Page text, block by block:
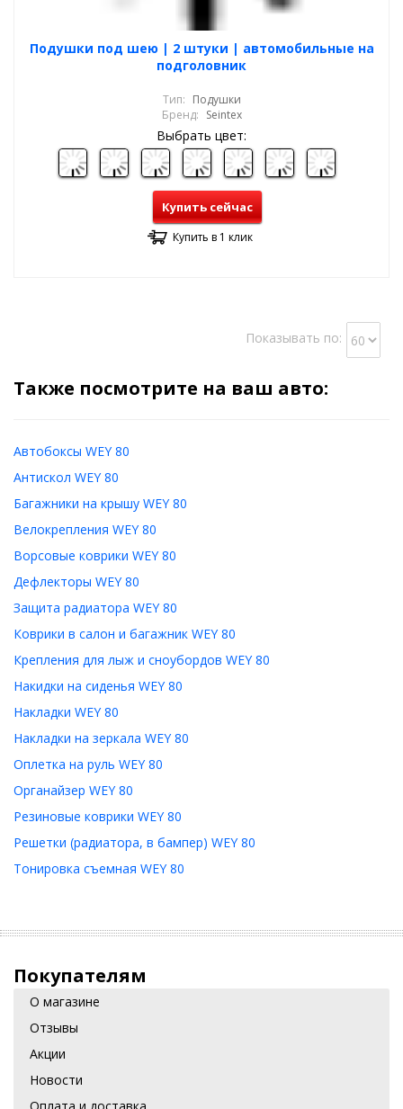
Подушки под шею | 2 штуки | автомобильные на
подголовник
Тип: Подушки
Бренд: Seintex
Выбрать цвет:
Купить сейчас
Купить в 1 клик
Показывать по:
Также посмотрите на ваш авто:
Автобоксы WEY 80
Антискол WEY 80
Багажники на крышу WEY 80
Велокрепления WEY 80
Ворсовые коврики WEY 80
Дефлекторы WEY 80
Защита радиатора WEY 80
Коврики в салон и багажник WEY 80
Крепления для лыж и сноубордов WEY 80
Накидки на сиденья WEY 80
Накладки WEY 80
Накладки на зеркала WEY 80
Оплетка на руль WEY 80
Органайзер WEY 80
Резиновые коврики WEY 80
Решетки (радиатора, в бампер) WEY 80
Тонировка съемная WEY 80
Покупателям
О магазине
Отзывы
Акции
Новости